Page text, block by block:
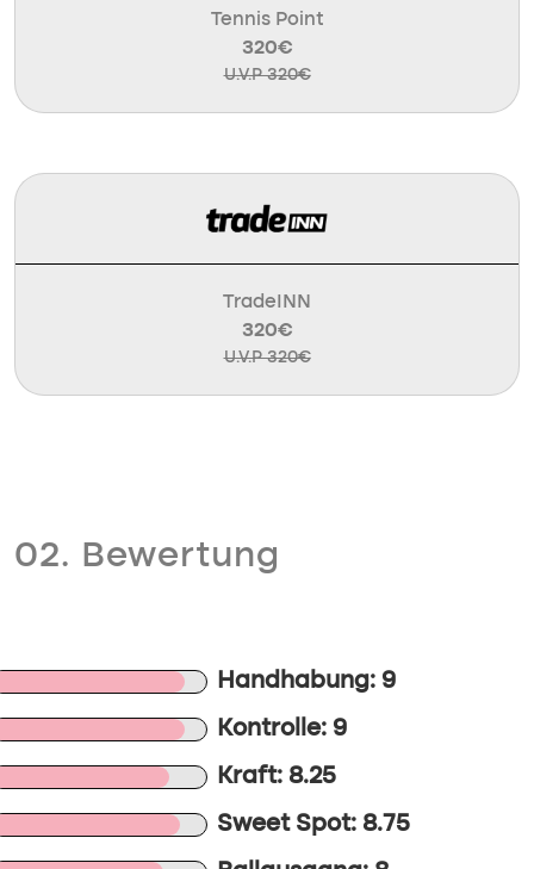
Tennis Point
320€
U.V.P 320€
TradeINN
320€
U.V.P 320€
02. Bewertung
Handhabung: 9
Kontrolle: 9
Kraft: 8.25
Sweet Spot: 8.75